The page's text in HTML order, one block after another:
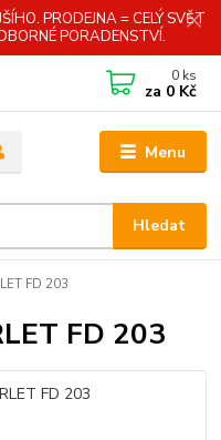
PRODEJNA = CELÝ SVĚT
PORADENSTVÍ.
Menu
Hledat
0 ks
za 0 Kč
FD 203
FD 203